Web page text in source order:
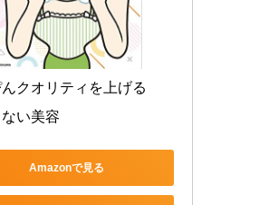
んクオリティを上げる
い美容
Amazonで見る